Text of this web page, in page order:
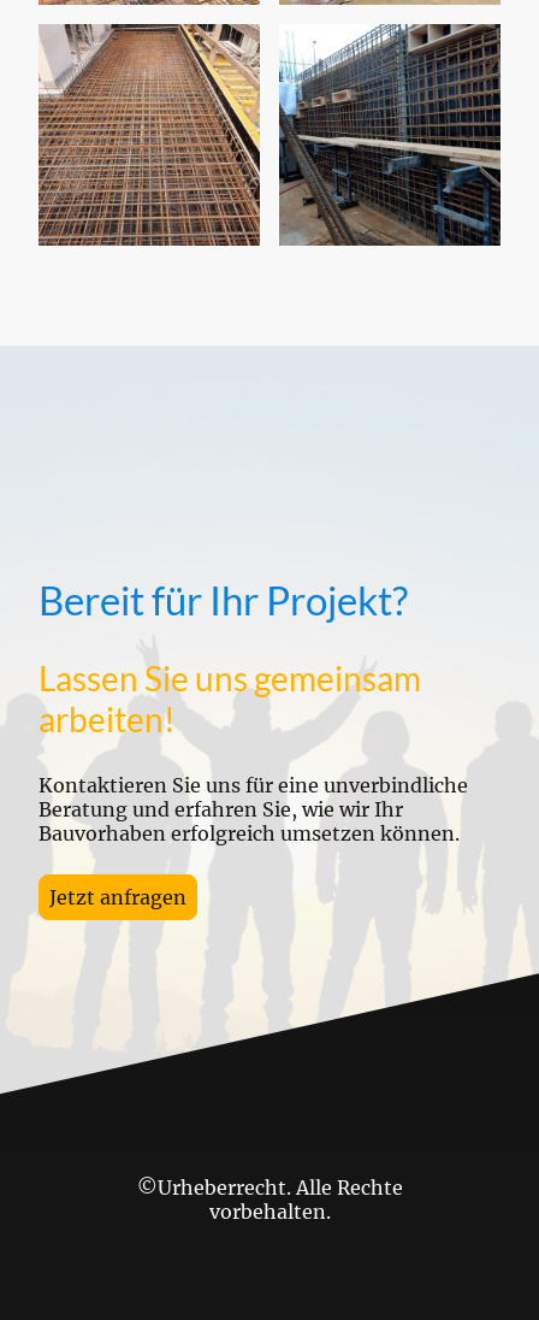
Bereit für Ihr Projekt?
Lassen Sie uns gemeinsam
arbeiten!
Kontaktieren Sie uns für eine unverbindliche
Beratung und erfahren Sie, wie wir Ihr
Bauvorhaben erfolgreich umsetzen können.
Jetzt anfragen
©Urheberrecht. Alle Rechte
vorbehalten.